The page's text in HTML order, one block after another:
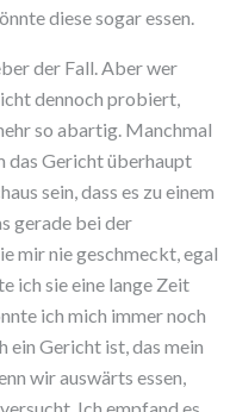
diese sogar essen.
der Fall. Aber wer
dennoch probiert,
so abartig. Manchmal
das Gericht überhaupt
sein, dass es zu einem
gerade bei der
mir nie geschmeckt, egal
ich sie eine lange Zeit
ich mich immer noch
ein Gericht ist, das mein
wir auswärts essen,